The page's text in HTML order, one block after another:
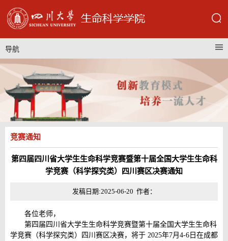
导航
竞赛通知
第四届四川省大学生生命科学竞赛暨第十届全国大学生生命科
学竞赛（科学探究类）四川赛区决赛通知
发稿日期:2025-06-20 作者：
各位老师，
第四届四川省大学生生命科学竞赛暨第十届全国大学生生命科
学竞赛（科学探究类）四川赛区决赛，将于 2025年7月4-6日在成都